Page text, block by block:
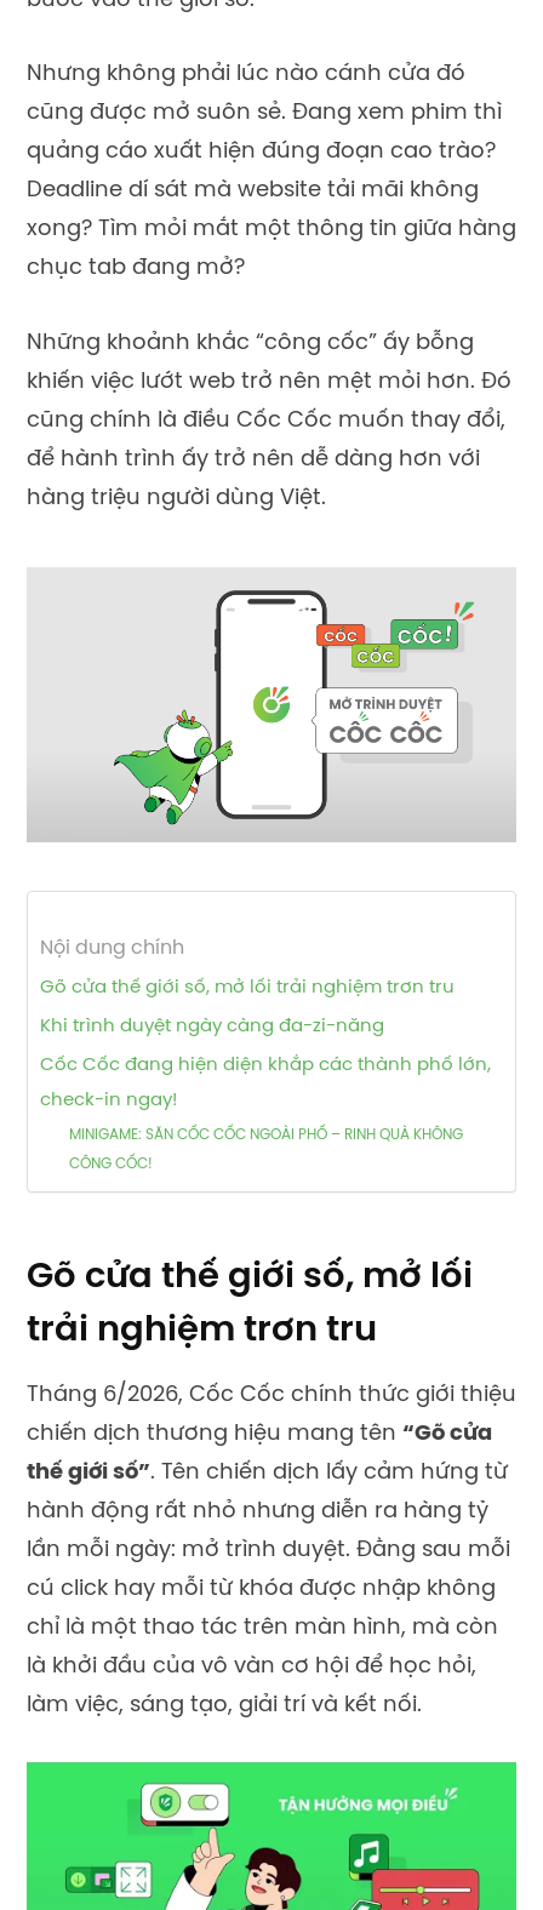
Nhưng không phải lúc nào cánh cửa đó
cũng được mở suôn sẻ. Đang xem phim thì
quảng cáo xuất hiện đúng đoạn cao trào?
Deadline dí sát mà website tải mãi không
xong? Tìm mỏi mắt một thông tin giữa hàng
chục tab đang mở?
Những khoảnh khắc “công cốc” ấy bỗng
khiến việc lướt web trở nên mệt mỏi hơn. Đó
cũng chính là điều Cốc Cốc muốn thay đổi,
để hành trình ấy trở nên dễ dàng hơn với
hàng triệu người dùng Việt.
Nội dung chính
Gõ cửa thế giới số, mở lối trải nghiệm trơn tru
Khi trình duyệt ngày càng đa-zi-năng
Cốc Cốc đang hiện diện khắp các thành phố lớn,
check-in ngay!
MINIGAME: SĂN CỐC CỐC NGOÀI PHỐ – RINH QUÀ KHÔNG
CÔNG CỐC!
Gõ cửa thế giới số, mở lối
trải nghiệm trơn tru
Tháng 6/2026, Cốc Cốc chính thức giới thiệu
chiến dịch thương hiệu mang tên “Gõ cửa
thế giới số”. Tên chiến dịch lấy cảm hứng từ
hành động rất nhỏ nhưng diễn ra hàng tỷ
lần mỗi ngày: mở trình duyệt. Đằng sau mỗi
cú click hay mỗi từ khóa được nhập không
chỉ là một thao tác trên màn hình, mà còn
là khởi đầu của vô vàn cơ hội để học hỏi,
làm việc, sáng tạo, giải trí và kết nối.